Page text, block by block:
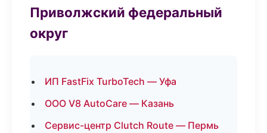
Приволжский федеральный
округ
ИП FastFix TurboTech — Уфа
ООО V8 AutoCare — Казань
Сервис-центр Clutch Route — Пермь